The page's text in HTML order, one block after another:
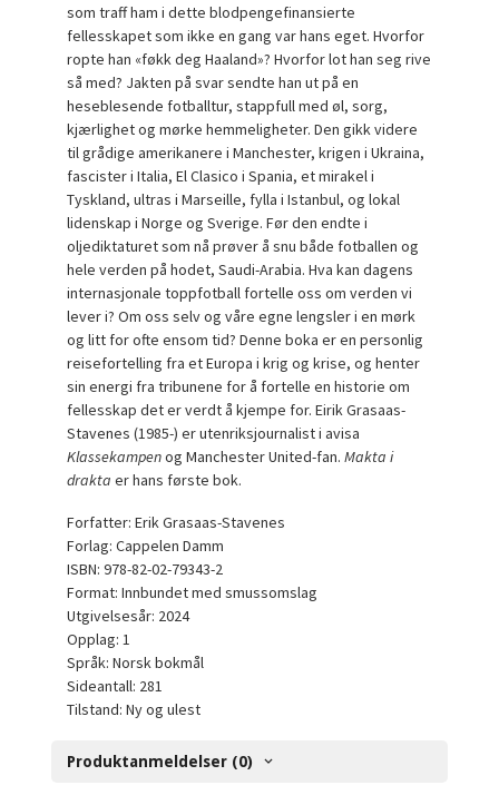
som traff ham i dette blodpengefinansierte
fellesskapet som ikke en gang var hans eget. Hvorfor
ropte han «føkk deg Haaland»? Hvorfor lot han seg rive
så med? Jakten på svar sendte han ut på en
heseblesende fotballtur, stappfull med øl, sorg,
kjærlighet og mørke hemmeligheter. Den gikk videre
til grådige amerikanere i Manchester, krigen i Ukraina,
fascister i Italia, El Clasico i Spania, et mirakel i
Tyskland, ultras i Marseille, fylla i Istanbul, og lokal
lidenskap i Norge og Sverige. Før den endte i
oljediktaturet som nå prøver å snu både fotballen og
hele verden på hodet, Saudi-Arabia. Hva kan dagens
internasjonale toppfotball fortelle oss om verden vi
lever i? Om oss selv og våre egne lengsler i en mørk
og litt for ofte ensom tid? Denne boka er en personlig
reisefortelling fra et Europa i krig og krise, og henter
sin energi fra tribunene for å fortelle en historie om
fellesskap det er verdt å kjempe for. Eirik Grasaas-
Stavenes (1985-) er utenriksjournalist i avisa
Klassekampenog Manchester United-fan.Makta i
drakta er hans første bok.
Forfatter: Erik Grasaas-Stavenes
Forlag: Cappelen Damm
ISBN: 978-82-02-79343-2
Format: Innbundet med smussomslag
Utgivelsesår: 2024
Opplag: 1
Språk: Norsk bokmål
Sideantall: 281
Tilstand: Ny og ulest
Produktanmeldelser (0)